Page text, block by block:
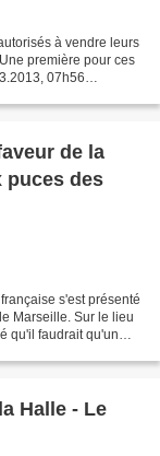
à vendre leurs
première pour ces
07h56
de la
puces des
s'est présenté
Marseille. Sur le lieu
qu'il faudrait qu'un
Halle - Le